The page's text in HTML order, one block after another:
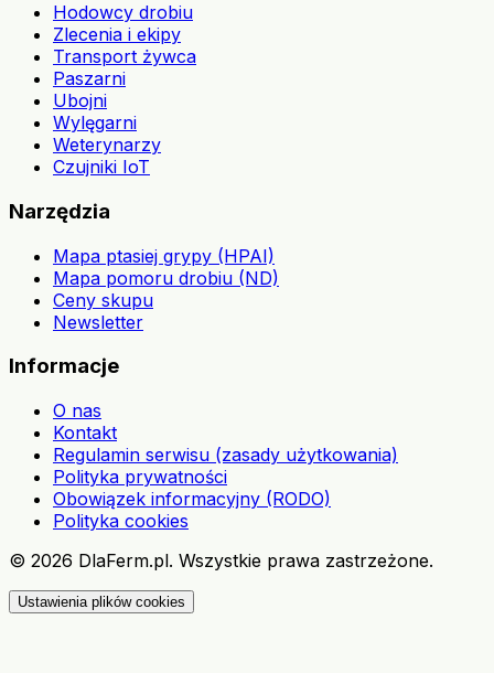
Hodowcy drobiu
Zlecenia i ekipy
Transport żywca
Paszarni
Ubojni
Wylęgarni
Weterynarzy
Czujniki IoT
Narzędzia
Mapa ptasiej grypy (HPAI)
Mapa pomoru drobiu (ND)
Ceny skupu
Newsletter
Informacje
O nas
Kontakt
Regulamin serwisu (zasady użytkowania)
Polityka prywatności
Obowiązek informacyjny (RODO)
Polityka cookies
© 2026 DlaFerm.pl. Wszystkie prawa zastrzeżone.
Ustawienia plików cookies